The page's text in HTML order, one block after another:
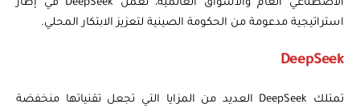
الاصطناعي العام والأسواق العالمية، تعمل DeepSeek في إطار
استراتيجية مدعومة من الحكومة الصينية لتعزيز الابتكار المحلي.
DeepSeek
تمتلك DeepSeek العديد من المزايا التي تجعل تقنياتها منخفضة